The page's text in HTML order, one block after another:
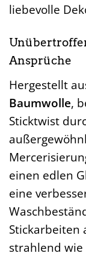
liebevolle
Ansprüche
Hergestellt
Baumwolle,
Sticktwist
einen edlen
eine
Stickarbeiten
strahlend wie